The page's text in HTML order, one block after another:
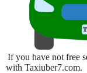
If you have not free
with Taxiuber7.com.